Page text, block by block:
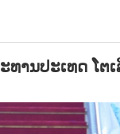
ານປະເທດ ໂຕ